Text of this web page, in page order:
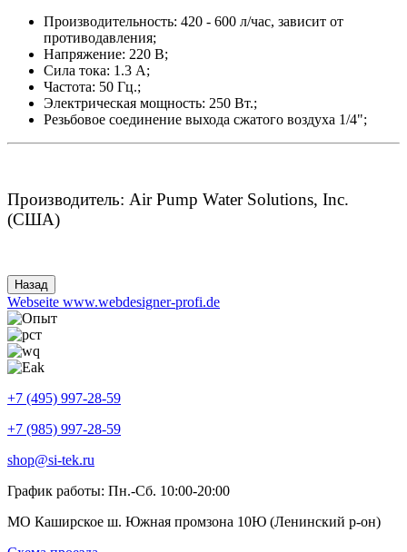
Производительность: 420 - 600 л/час, зависит от
противодавления;
Напряжение: 220 В;
Сила тока: 1.3 А;
Частота: 50 Гц.;
Электрическая мощность: 250 Вт.;
Резьбовое соединение выхода сжатого воздуха 1/4";
Производитель: Air Pump Water Solutions, Inc.
(США)
Webseite www.webdesigner-profi.de
+7 (495) 997-28-59
+7 (985) 997-28-59
shop@si-tek.ru
График работы: Пн.-Сб. 10:00-20:00
МО Каширское ш. Южная промзона 10Ю (Ленинский р-он)